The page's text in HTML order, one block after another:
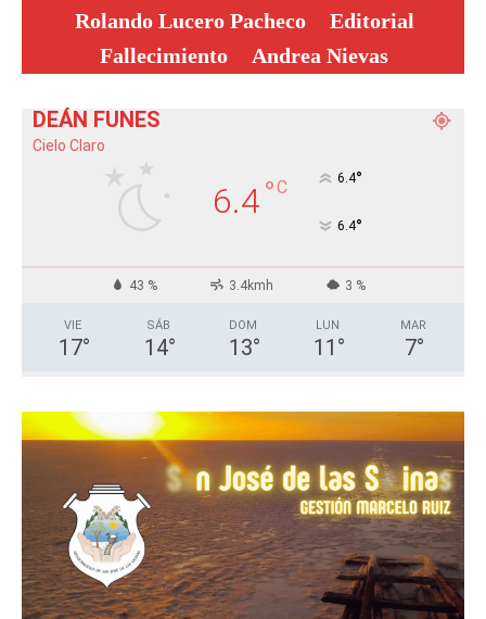
Rolando Lucero Pacheco
Editorial
Fallecimiento
Andrea Nievas
DEÁN FUNES
Cielo Claro
6.4°C 6.4°
6.4°
43 % 3.4kmh 3 %
VIE
17°
SÁB
14°
DOM
13°
LUN
11 °
MAR
7°